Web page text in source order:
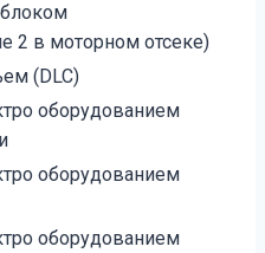
2 в моторном отсеке)
(DLC)
оборудованием
оборудованием
оборудованием